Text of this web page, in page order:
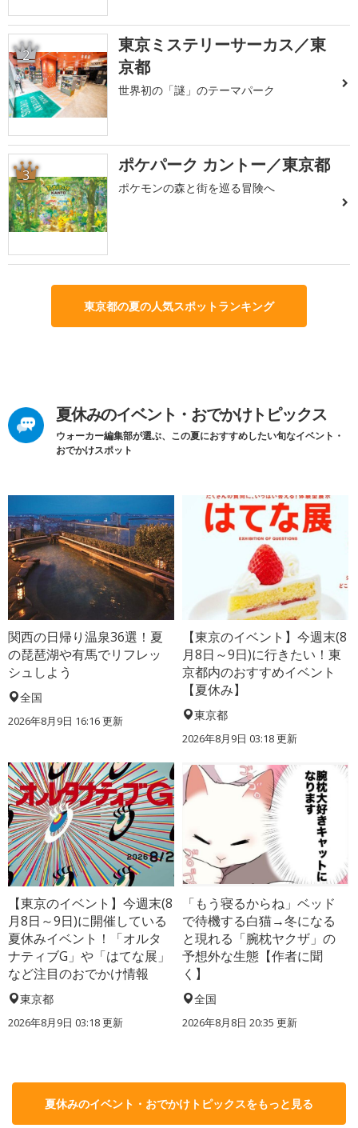
2
東京ミステリーサーカス／東
京都
世界初の「謎」のテーマパーク
3 ポケパーク カントー／東京都
ポケモンの森と街を巡る冒険へ
東京都の夏の人気スポットランキング
夏休みのイベント・おでかけトピックス
ウォーカー編集部が選ぶ、この夏におすすめしたい旬なイベント・
おでかけスポット
関西の日帰り温泉36選！夏
の琵琶湖や有馬でリフレッ
シュしよう
全国
2026年8月9日 16:16更新
【東京のイベント】今週末(8
月8日～9日)に行きたい！東
京都内のおすすめイベント
【夏休み】
東京都
2026年8月9日 03:18更新
【東京のイベント】今週末(8
月8日～9日)に開催している
夏休みイベント！「オルタ
ナティブG」や「はてな展」
など注目のおでかけ情報
東京都
2026年8月9日 03:18更新
「もう寝るからね」ベッド
で待機する白猫→冬になる
と現れる「腕枕ヤクザ」の
予想外な生態【作者に聞
く】
全国
2026年8月8日 20:35 更新
夏休みのイベント・おでかけトピックスをもっと見る